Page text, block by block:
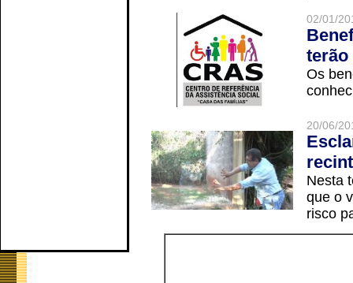
02/01/
terão
Os
20/06/
Nesta
que o
risco